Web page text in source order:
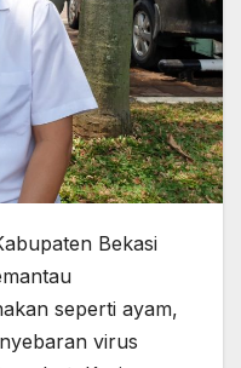
Bekasi
seperti ayam,
virus